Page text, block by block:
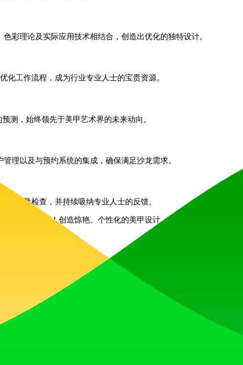
彩理论及实际应用技术相结合，创造出优化的独特设计。
化工作流程，成为行业专业人士的宝贵资源。
测，始终领先于美甲艺术界的未来动向。
理以及与预约系统的集成，确保满足沙龙需求。
性质量检查，并持续吸纳专业人士的反馈。
甲艺术之旅！创造惊艳、个性化的美甲设计，激发灵感，点亮心情！